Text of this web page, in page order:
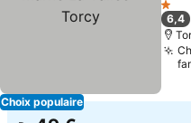
Choix populaire
1
6,4